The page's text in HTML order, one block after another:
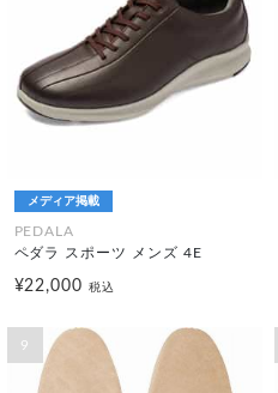
メディア掲載
PEDALA
ペダラ スポーツ メンズ 4E
¥22,000税込
9